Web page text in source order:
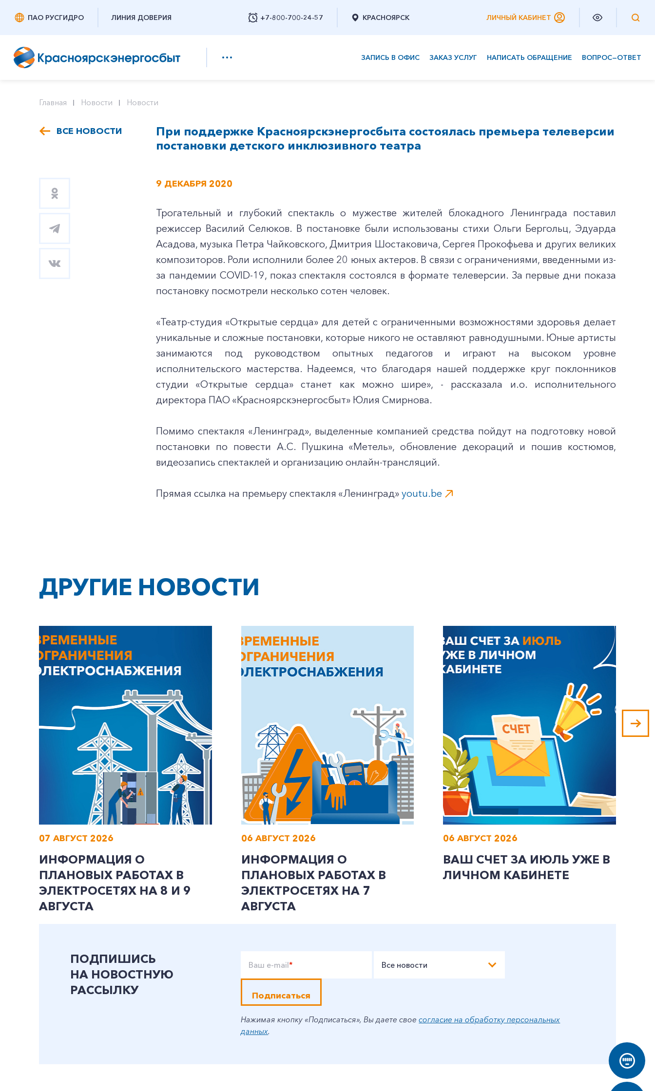
ПАО РУСГИДРО ЛИНИЯ ДОВЕРИЯ +7-800-700-24-57
Заказать обратный звонок
КРАСНОЯРСК ЛИЧНЫЙ КАБИНЕТ
ЗАПИСЬ В ОФИС ЗАКАЗ УСЛУГ НАПИСАТЬ ОБРАЩЕНИЕ ВОПРОС—ОТВЕТ
+7-800-700-24-57
Заказать обратный звонок
Частным клиентам
Корпоративным клиентам
Главная Новости Новости
ВСЕ НОВОСТИ
При поддержке Красноярскэнергосбыта состоялась премьера телеверсии
постановки детского инклюзивного театра
9 ДЕКАБРЯ 2020
Трогательный и глубокий спектакль о мужестве жителей блокадного Ленинграда поставил
режиссер Василий Селюков. В постановке были использованы стихи Ольги Бергольц, Эдуарда
Асадова, музыка Петра Чайковского, Дмитрия Шостаковича, Сергея Прокофьева и других великих
композиторов. Роли исполнили более 20 юных актеров. В связи с ограничениями, введенными из-
за пандемии COVID-19, показ спектакля состоялся в формате телеверсии. За первые дни показа
постановку посмотрели несколько сотен человек.
«Театр-студия «Открытые сердца» для детей с ограниченными возможностями здоровья делает
уникальные и сложные постановки, которые никого не оставляют равнодушными. Юные артисты
занимаются под руководством опытных педагогов и играют на высоком уровне
исполнительского мастерства. Надеемся, что благодаря нашей поддержке круг поклонников
студии «Открытые сердца» станет как можно шире», - рассказала и.о. исполнительного
директора ПАО «Красноярскэнергосбыт» Юлия Смирнова.
Помимо спектакля «Ленинград», выделенные компанией средства пойдут на подготовку новой
постановки по повести А.С. Пушкина «Метель», обновление декораций и пошив костюмов,
видеозапись спектаклей и организацию онлайн-трансляций.
Прямая ссылка на премьеру спектакля «Ленинград» youtu.be
ДРУГИЕ НОВОСТИ
07 АВГУСТ 2026
ИНФОРМАЦИЯ О
ПЛАНОВЫХ РАБОТАХ В
ЭЛЕКТРОСЕТЯХ НА 8 И 9
АВГУСТА
06 АВГУСТ 2026
ИНФОРМАЦИЯ О
ПЛАНОВЫХ РАБОТАХ В
ЭЛЕКТРОСЕТЯХ НА 7
АВГУСТА
06 АВГУСТ 2026
ВАШ СЧЕТ ЗА ИЮЛЬ УЖЕ В
ЛИЧНОМ КАБИНЕТЕ
ПОДПИШИСЬ
НА НОВОСТНУЮ
РАССЫЛКУ
Ваш e-mail* Все новости
Подписаться
Нажимая кнопку «Подписаться», Вы даете своесогласие на обработку персональных
данных.